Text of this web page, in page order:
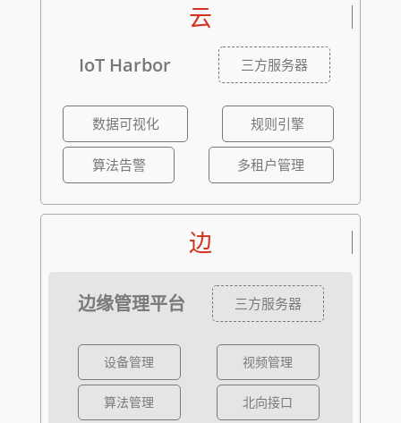
云
IoT Harbor 三方服务器
数据可视化 规则引擎
算法告警 多租户管理
边
边缘管理平台 三方服务器
设备管理 视频管理
算法管理 北向接口